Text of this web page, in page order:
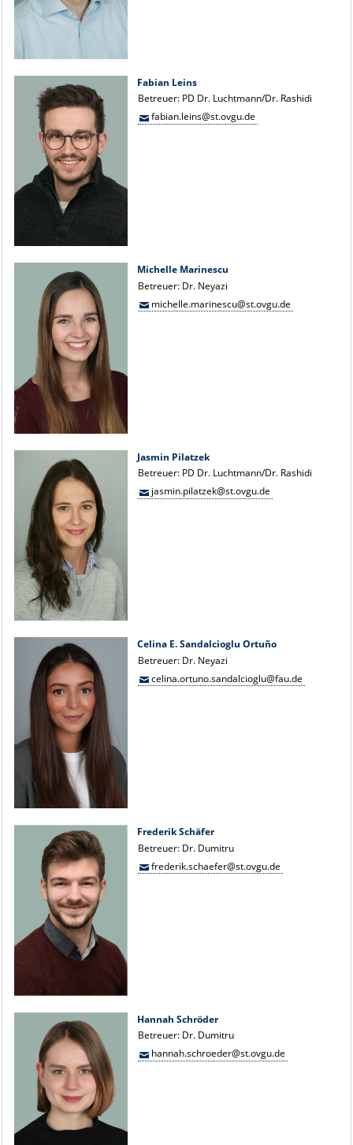
Fabian Leins
Betreuer: PD Dr. Luchtmann/Dr. Rashidi
fabian.leins@st.ovgu.de
Michelle Marinescu
Betreuer: Dr. Neyazi
michelle.marinescu@st.ovgu.de
Jasmin Pilatzek
Betreuer: PD Dr. Luchtmann/Dr. Rashidi
jasmin.pilatzek@st.ovgu.de
Celina E. Sandalcioglu Ortuño
Betreuer: Dr. Neyazi
celina.ortuno.sandalcioglu@fau.de
Frederik Schäfer
Betreuer: Dr. Dumitru
frederik.schaefer@st.ovgu.de
Hannah Schröder
Betreuer: Dr. Dumitru
hannah.schroeder@st.ovgu.de